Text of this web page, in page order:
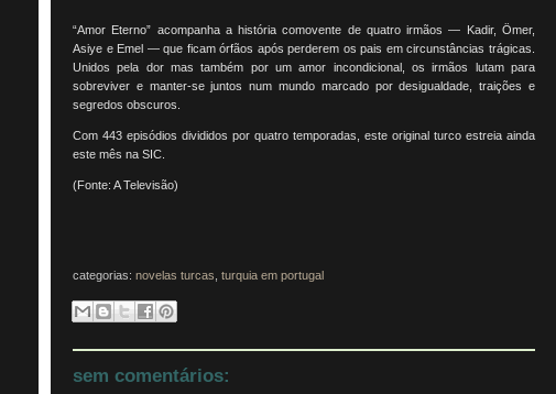
“Amor Eterno” acompanha a história comovente de quatro irmãos — Kadir, Ömer,
Asiye e Emel — que ficam órfãos após perderem os pais em circunstâncias trágicas.
Unidos pela dor mas também por um amor incondicional, os irmãos lutam para
sobreviver e manter-se juntos num mundo marcado por desigualdade, traições e
segredos obscuros.
Com 443 episódios divididos por quatro temporadas, este original turco estreia ainda
este mês na SIC.
(Fonte: A Televisão)
categorias: novelas turcas turquia em portugal
sem comentários: